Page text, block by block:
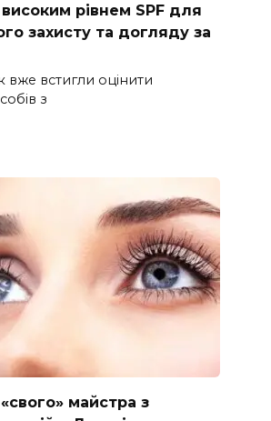
рівнем SPF для
захисту та догляду за
вже встигли оцінити
з
майстра з